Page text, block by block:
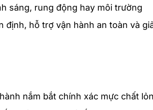
sáng, rung động hay môi trường
định, hỗ trợ vận hành an toàn và
nắm bắt chính xác mực chất